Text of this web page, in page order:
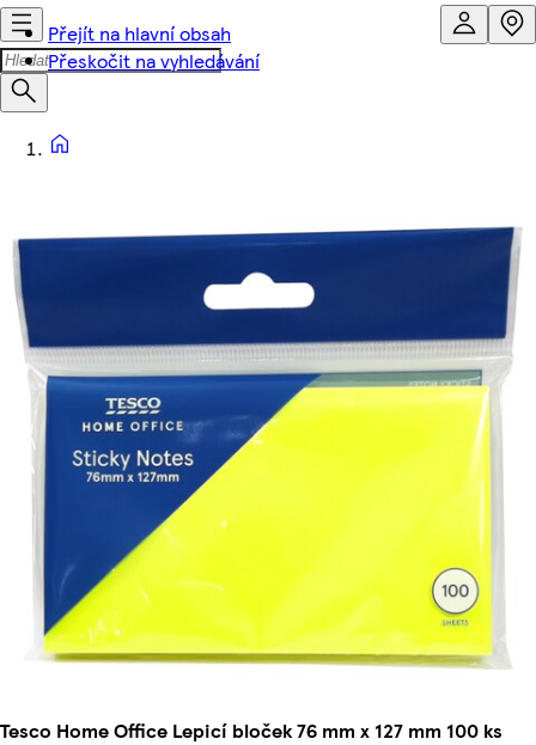
Přejít na hlavní obsah
Přeskočit na vyhledávání
Tesco Home Office Lepicí bloček 76 mm x 127 mm 100 ks